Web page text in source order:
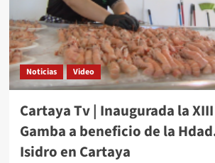
Noticias Video
Cartaya Tv | Inaugurada la
Gamba a beneficio de la
Isidro en Cartaya